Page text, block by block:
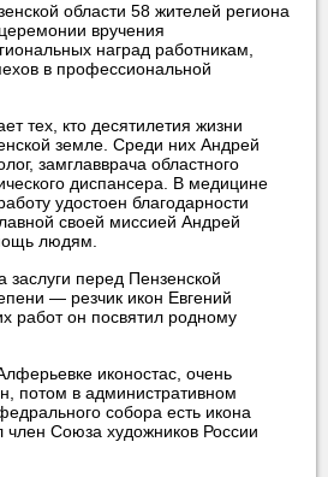
области 58 жителей региона
вручения
наград работникам,
в профессиональной
тех, кто десятилетия жизни
земле. Среди них Андрей
замглавврача областного
диспансера. В медицине
удостоен благодарности
своей миссией Андрей
людям.
перед Пензенской
— резчик икон Евгений
работ он посвятил родному
иконостас, очень
потом в административном
собора есть икона
Союза художников России